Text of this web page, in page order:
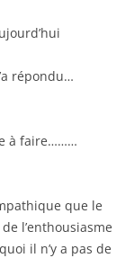
répondu…
à faire………
que le
l’enthousiasme
il n’y a pas de